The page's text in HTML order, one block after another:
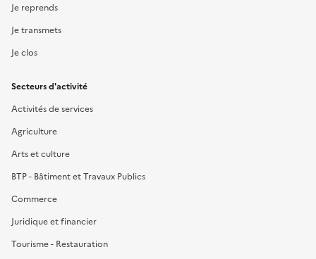
Je reprends
Je transmets
Je clos
Secteurs d'activité
Activités de services
Agriculture
Arts et culture
BTP - Bâtiment et Travaux Publics
Commerce
Juridique et financier
Tourisme - Restauration